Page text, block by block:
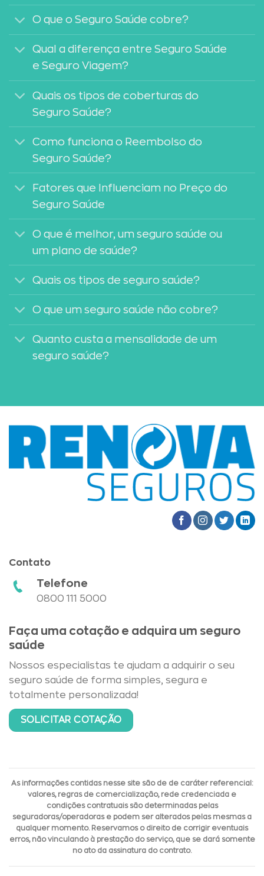
O que o Seguro Saúde cobre?
Qual a diferença entre Seguro Saúde
e Seguro Viagem?
Quais os tipos de coberturas do
Seguro Saúde?
Como funciona o Reembolso do
Seguro Saúde?
Fatores que Influenciam no Preço do
Seguro Saúde
O que é melhor, um seguro saúde ou
um plano de saúde?
Quais os tipos de seguro saúde?
O que um seguro saúde não cobre?
Quanto custa a mensalidade de um
seguro saúde?
Contato
Telefone
0800 111 5000
Faça uma cotação e adquira um seguro
saúde
Nossos especialistas te ajudam a adquirir o seu
seguro saúde de forma simples, segura e
totalmente personalizada!
SOLICITAR COTAÇÃO
As informações contidas nesse site são de de caráter referencial:
valores, regras de comercialização, rede credenciada e
condições contratuais são determinadas pelas
seguradoras/operadoras e podem ser alterados pelas mesmas a
qualquer momento. Reservamos o direito de corrigir eventuais
erros, não vinculando à prestação do serviço, que se dará somente
no ato da assinatura do contrato.